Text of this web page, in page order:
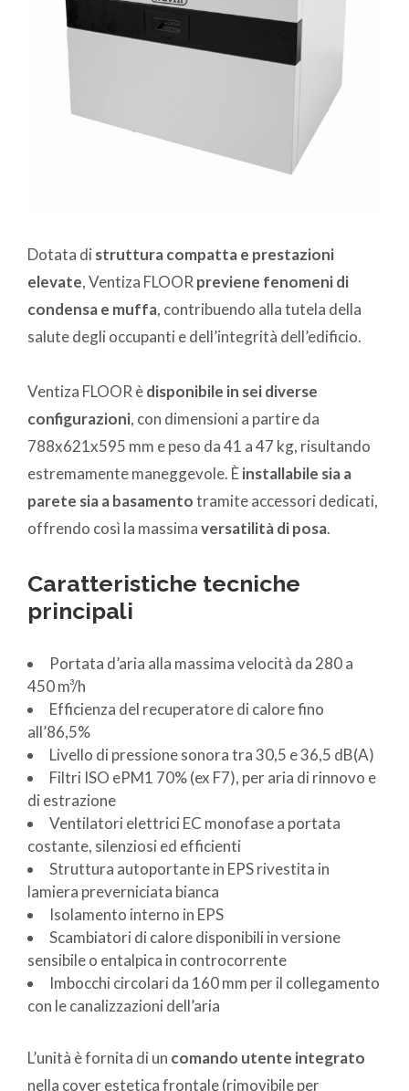
Dotata di struttura compatta e prestazioni
elevate, Ventiza FLOOR previene fenomeni di
condensa e muffa, contribuendo alla tutela della
salute degli occupanti e dell’integrità dell’edificio.
Ventiza FLOOR èdisponibile in sei diverse
configurazioni, con dimensioni a partire da
788x621x595 mm e peso da 41 a 47 kg, risultando
estremamente maneggevole. Èinstallabile sia a
parete sia a basamentotramite accessori dedicati,
offrendo così la massimaversatilità di posa.
Caratteristiche tecniche
principali
Portata d’aria alla massima velocità da 280 a
450 m³/h
Efficienza del recuperatore di calore fino
all’86,5%
Livello di pressione sonora tra 30,5 e 36,5 dB(A)
Filtri ISO ePM1 70% (ex F7), per aria di rinnovo e
di estrazione
Ventilatori elettrici EC monofase a portata
costante, silenziosi ed efficienti
Struttura autoportante in EPS rivestita in
lamiera preverniciata bianca
Isolamento interno in EPS
Scambiatori di calore disponibili in versione
sensibile o entalpica in controcorrente
Imbocchi circolari da 160 mm per il collegamento
con le canalizzazioni dell’aria
L’unità è fornita di un comando utente integrato
nella cover estetica frontale (rimovibile per